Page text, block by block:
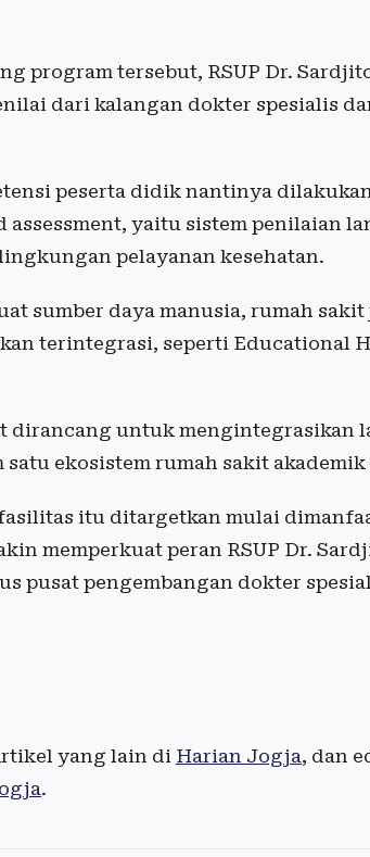
program tersebut, RSUP Dr.
dari kalangan dokter spesialis
peserta didik nantinya
assessment, yaitu sistem penilaian
pelayanan kesehatan.
sumber daya manusia, rumah
terintegrasi, seperti Educational
dirancang untuk mengintegrasikan
ekosistem rumah sakit akademik
itu ditargetkan mulai
memperkuat peran RSUP Dr.
pusat pengembangan dokter
yang lain di Harian Jogja, dan
.